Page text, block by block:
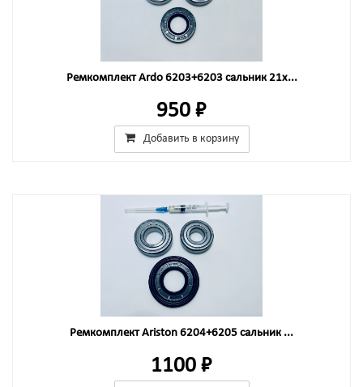
Ремкомплект Ardo 6203+6203 сальник 21x...
950 ₽
Добавить в корзину
Ремкомплект Ariston 6204+6205 сальник ...
1100 ₽